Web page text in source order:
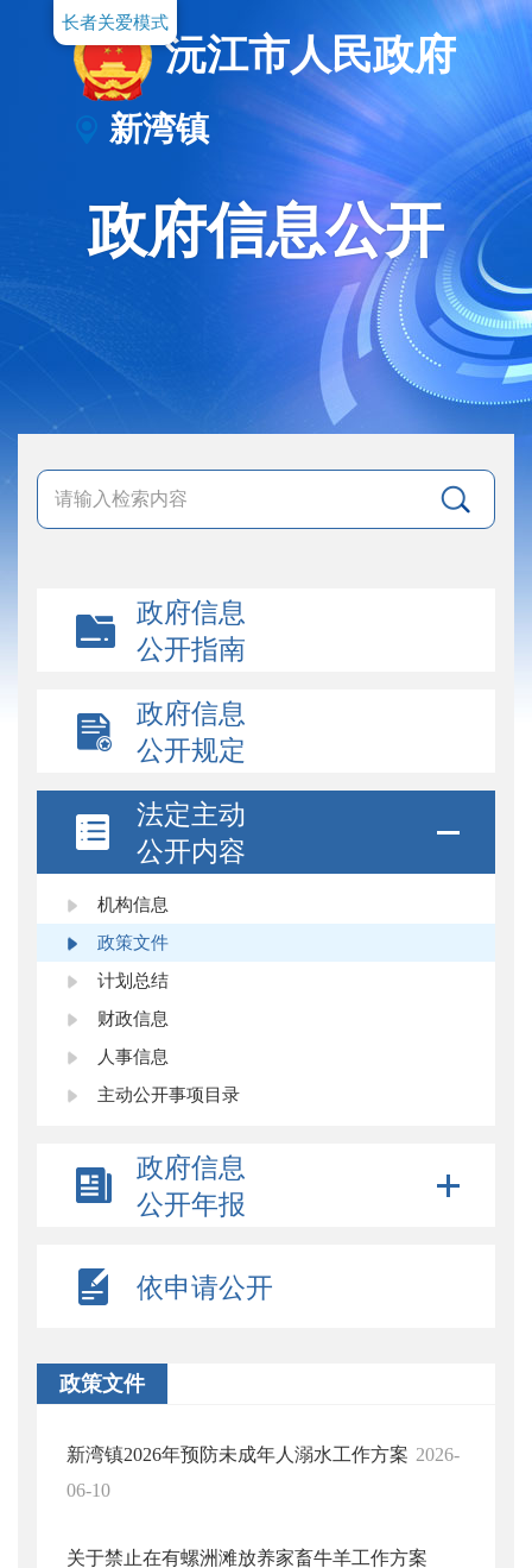
长者关爱模式
沅江市人民政府
新湾镇
政府信息公开
政府信息
公开指南
政府信息
公开规定
法定主动
公开内容
机构信息
政策文件
计划总结
财政信息
人事信息
主动公开事项目录
政府信息
公开年报
依申请公开
政策文件
新湾镇2026年预防未成年人溺水工作方案 2026-
06-10
关于禁止在有螺洲滩放养家畜牛羊工作方案